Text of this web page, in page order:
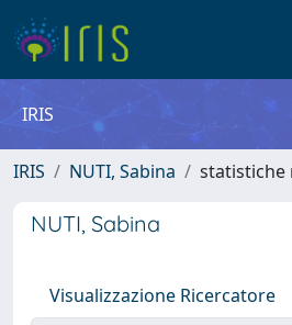
IRIS
IRIS NUTI, Sabina statistiche
NUTI, Sabina
Visualizzazione Ricercatore